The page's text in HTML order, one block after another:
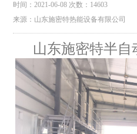
时间：2021-06-08 次数：14603
来源：山东施密特热能设备有限公司
山东施密特半